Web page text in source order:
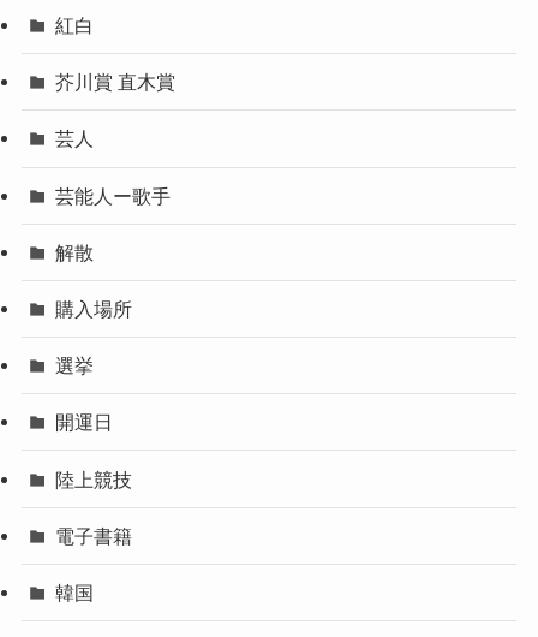
紅白
芥川賞 直木賞
芸人
芸能人ー歌手
解散
購入場所
選挙
開運日
陸上競技
電子書籍
韓国